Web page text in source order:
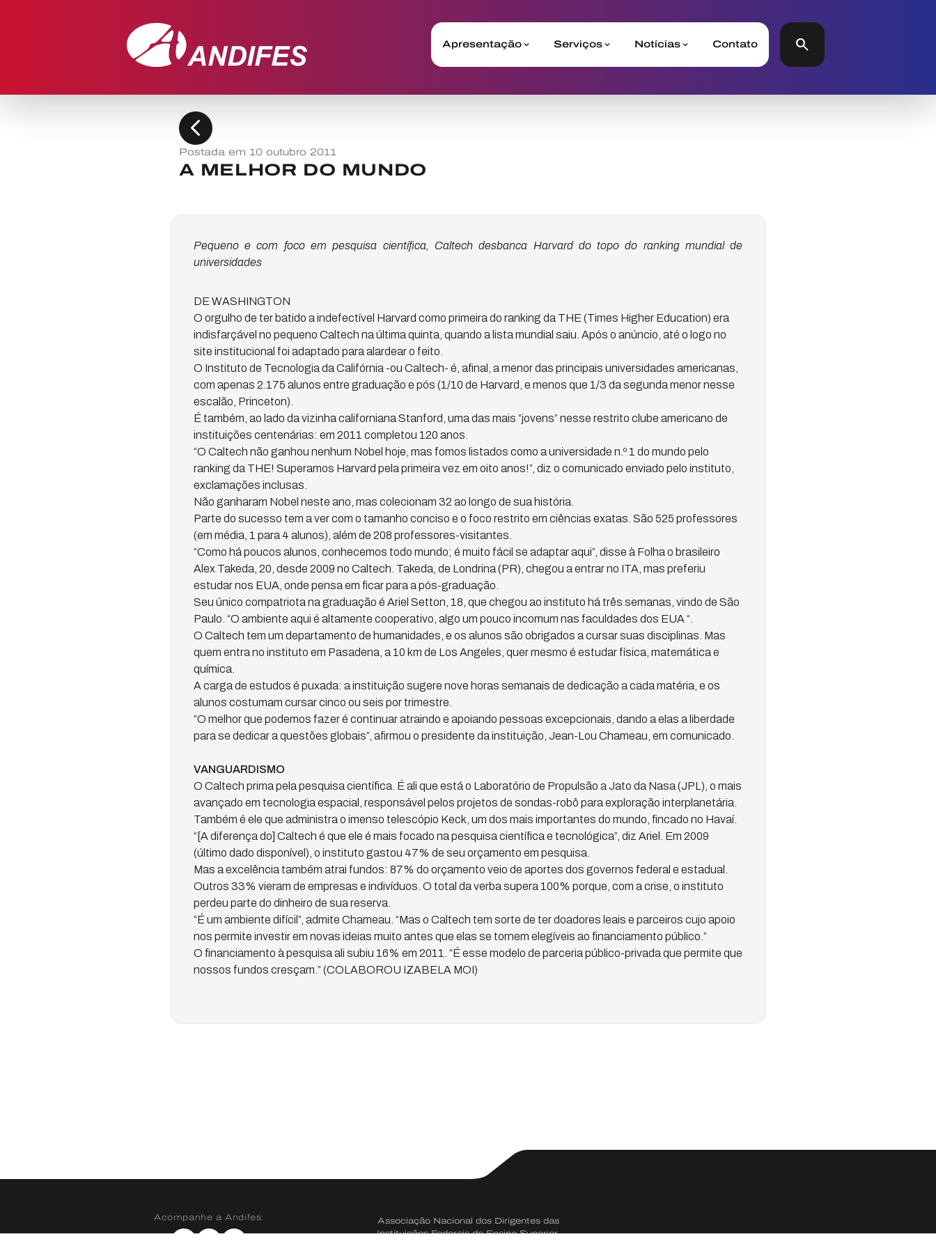
Apresentação Serviços Notícias Contato search
chevron_left
Postada em 10 outubro 2011
A MELHOR DO MUNDO
Pequeno e com foco em pesquisa científica, Caltech desbanca Harvard do topo do ranking mundial de
universidades
DE WASHINGTON
O orgulho de ter batido a indefectível Harvard como primeira do ranking da THE (Times Higher Education) era
indisfarçável no pequeno Caltech na última quinta, quando a lista mundial saiu. Após o anúncio, até o logo no
site institucional foi adaptado para alardear o feito.
O Instituto de Tecnologia da Califórnia -ou Caltech- é, afinal, a menor das principais universidades americanas,
com apenas 2.175 alunos entre graduação e pós (1/10 de Harvard, e menos que 1/3 da segunda menor nesse
escalão, Princeton).
É também, ao lado da vizinha californiana Stanford, uma das mais “jovens” nesse restrito clube americano de
instituições centenárias: em 2011 completou 120 anos.
“O Caltech não ganhou nenhum Nobel hoje, mas fomos listados como a universidade n.º 1 do mundo pelo
ranking da THE! Superamos Harvard pela primeira vez em oito anos!”, diz o comunicado enviado pelo instituto,
exclamações inclusas.
Não ganharam Nobel neste ano, mas colecionam 32 ao longo de sua história.
Parte do sucesso tem a ver com o tamanho conciso e o foco restrito em ciências exatas. São 525 professores
(em média, 1 para 4 alunos), além de 208 professores-visitantes.
“Como há poucos alunos, conhecemos todo mundo; é muito fácil se adaptar aqui”, disse à Folha o brasileiro
Alex Takeda, 20, desde 2009 no Caltech. Takeda, de Londrina (PR), chegou a entrar no ITA, mas preferiu
estudar nos EUA, onde pensa em ficar para a pós-graduação.
Seu único compatriota na graduação é Ariel Setton, 18, que chegou ao instituto há três semanas, vindo de São
Paulo. “O ambiente aqui é altamente cooperativo, algo um pouco incomum nas faculdades dos EUA “.
O Caltech tem um departamento de humanidades, e os alunos são obrigados a cursar suas disciplinas. Mas
quem entra no instituto em Pasadena, a 10 km de Los Angeles, quer mesmo é estudar física, matemática e
química.
A carga de estudos é puxada: a instituição sugere nove horas semanais de dedicação a cada matéria, e os
alunos costumam cursar cinco ou seis por trimestre.
“O melhor que podemos fazer é continuar atraindo e apoiando pessoas excepcionais, dando a elas a liberdade
para se dedicar a questões globais”, afirmou o presidente da instituição, Jean-Lou Chameau, em comunicado.
VANGUARDISMO
O Caltech prima pela pesquisa científica. É ali que está o Laboratório de Propulsão a Jato da Nasa (JPL), o mais
avançado em tecnologia espacial, responsável pelos projetos de sondas-robô para exploração interplanetária.
Também é ele que administra o imenso telescópio Keck, um dos mais importantes do mundo, fincado no Havaí.
“[A diferença do] Caltech é que ele é mais focado na pesquisa científica e tecnológica”, diz Ariel. Em 2009
(último dado disponível), o instituto gastou 47% de seu orçamento em pesquisa.
Mas a excelência também atrai fundos: 87% do orçamento veio de aportes dos governos federal e estadual.
Outros 33% vieram de empresas e indivíduos. O total da verba supera 100% porque, com a crise, o instituto
perdeu parte do dinheiro de sua reserva.
“É um ambiente difícil”, admite Chameau. “Mas o Caltech tem sorte de ter doadores leais e parceiros cujo apoio
nos permite investir em novas ideias muito antes que elas se tornem elegíveis ao financiamento público.”
O financiamento à pesquisa ali subiu 16% em 2011. “É esse modelo de parceria público-privada que permite que
nossos fundos cresçam.” (COLABOROU IZABELA MOI)
Acompanhe a Andifes:
Associação Nacional dos Dirigentes das
Instituições Federais de Ensino Superior.